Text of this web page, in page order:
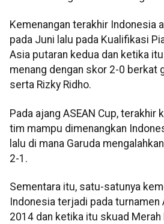
Kemenangan terakhir Indonesia
pada Juni lalu pada Kualifikasi
Asia putaran kedua dan ketika
menang dengan skor 2-0 berkat
serta Rizky Ridho.
Pada ajang ASEAN Cup, terakhir
tim mampu dimenangkan
lalu di mana Garuda
2-1.
Sementara itu, satu-satunya
Indonesia terjadi pada turnamen
2014 dan ketika itu skuad